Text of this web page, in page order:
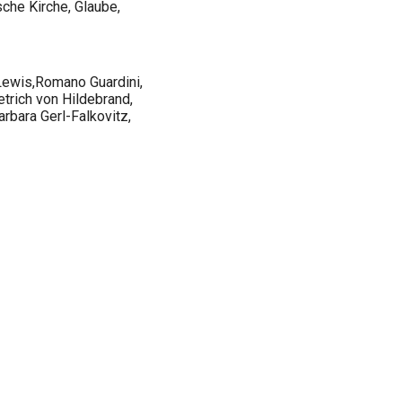
Kirche, Glaube,
Guardini,
von Hildebrand,
Gerl-Falkovitz,